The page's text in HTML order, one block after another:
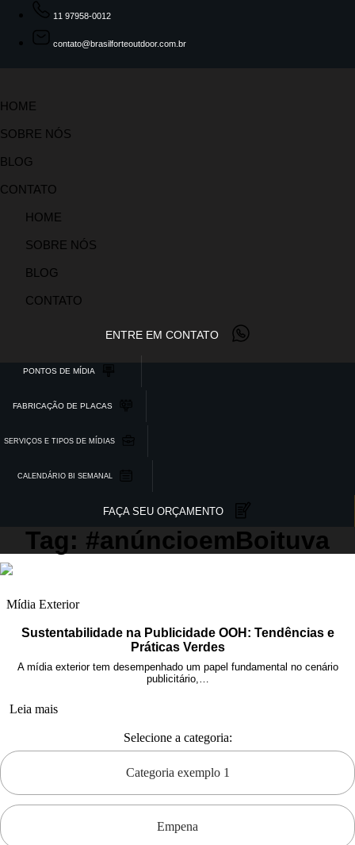
11 97958-0012
contato@brasilforteoutdoor.com.br
HOME
SOBRE NÓS
BLOG
CONTATO
HOME
SOBRE NÓS
BLOG
CONTATO
ENTRE EM CONTATO
PONTOS DE MÍDIA
FABRICAÇÃO DE PLACAS
SERVIÇOS E TIPOS DE MÍDIAS
CALENDÁRIO BI SEMANAL
FAÇA SEU ORÇAMENTO
Tag: #anúncioemBoituva
Mídia Exterior
Sustentabilidade na Publicidade OOH: Tendências e
Práticas Verdes
A mídia exterior tem desempenhado um papel fundamental no cenário
publicitário,…
Leia mais
Selecione a categoria:
Categoria exemplo 1
Empena